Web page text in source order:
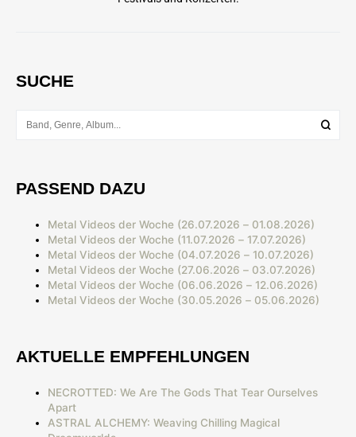
SUCHE
PASSEND DAZU
Metal Videos der Woche (26.07.2026 – 01.08.2026)
Metal Videos der Woche (11.07.2026 – 17.07.2026)
Metal Videos der Woche (04.07.2026 – 10.07.2026)
Metal Videos der Woche (27.06.2026 – 03.07.2026)
Metal Videos der Woche (06.06.2026 – 12.06.2026)
Metal Videos der Woche (30.05.2026 – 05.06.2026)
AKTUELLE EMPFEHLUNGEN
NECROTTED: We Are The Gods That Tear Ourselves
Apart
ASTRAL ALCHEMY: Weaving Chilling Magical